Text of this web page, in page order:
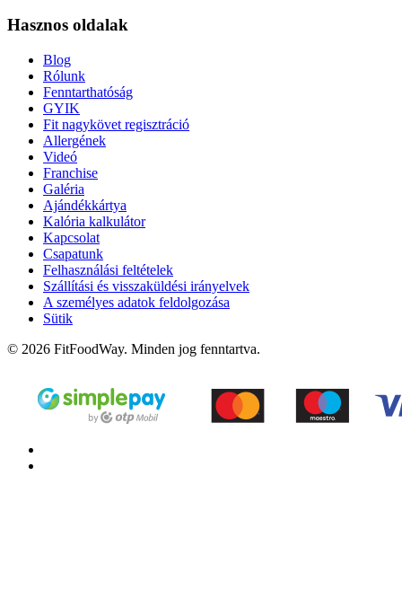
Hasznos oldalak
Blog
Rólunk
Fenntarthatóság
GYIK
Fit nagykövet regisztráció
Allergének
Videó
Franchise
Galéria
Ajándékkártya
Kalória kalkulátor
Kapcsolat
Csapatunk
Felhasználási feltételek
Szállítási és visszaküldési irányelvek
A személyes adatok feldolgozása
Sütik
© 2026 FitFoodWay. Minden jog fenntartva.